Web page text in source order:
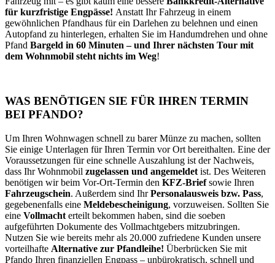
für kurzfristige Engpässe! Anstatt Ihr Fahrzeug in einem
gewöhnlichen Pfandhaus für ein Darlehen zu belehnen und einen
Autopfand zu hinterlegen, erhalten Sie im Handumdrehen und ohne
Pfand Bargeld in 60 Minuten – und Ihrer nächsten Tour mit
dem Wohnmobil steht nichts im Weg!
WAS BENÖTIGEN SIE FÜR IHREN TERMIN
BEI PFANDO?
Um Ihren Wohnwagen schnell zu barer Münze zu machen, sollten
Sie einige Unterlagen für Ihren Termin vor Ort bereithalten. Eine der
Voraussetzungen für eine schnelle Auszahlung ist der Nachweis,
dass Ihr Wohnmobil zugelassen und angemeldet ist. Des Weiteren
benötigen wir beim Vor-Ort-Termin den KFZ-Briefsowie Ihren
Fahrzeugschein. Außerdem sind IhrPersonalausweis bzw. Pass,
gegebenenfalls eine Meldebescheinigung, vorzuweisen. Sollten Sie
eine Vollmacht erteilt bekommen haben, sind die soeben
aufgeführten Dokumente des Vollmachtgebers mitzubringen.
Nutzen Sie wie bereits mehr als 20.000 zufriedene Kunden unsere
vorteilhafte Alternative zur Pfandleihe! Überbrücken Sie mit
Pfando Ihren finanziellen Engpass – unbürokratisch, schnell und